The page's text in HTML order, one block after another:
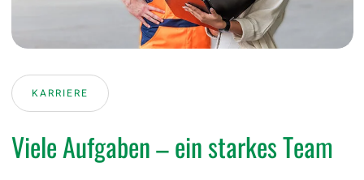
KARRIERE
Viele Aufgaben – ein starkes Team